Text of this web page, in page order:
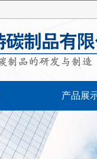
产品展